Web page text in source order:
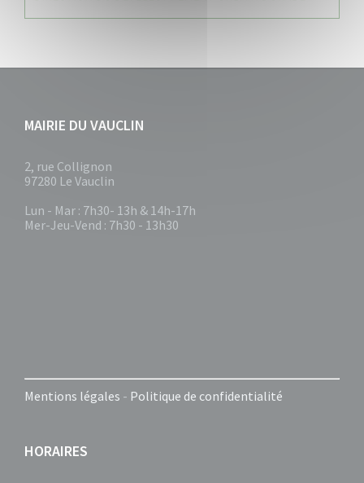
MAIRIE DU VAUCLIN
2, rue Collignon
97280 Le Vauclin
Lun - Mar : 7h30- 13h & 14h-17h
Mer-Jeu-Vend : 7h30 - 13h30
Mentions légales - Politique de confidentialité
HORAIRES